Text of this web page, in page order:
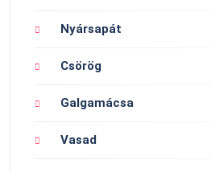
Nyársapát
Csörög
Galgamácsa
Vasad